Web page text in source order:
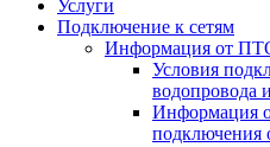
Услуги
Подключение к сетям
Информация от
Условия
водопровода
Информация
подключения